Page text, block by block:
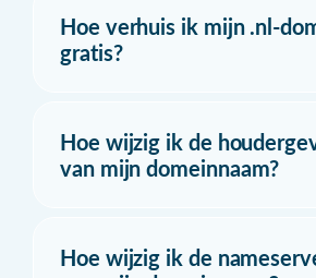
Hoe verhuis ik mijn .nl-
gratis?
Hoe wijzig ik de
van mijn domeinnaam?
Hoe wijzig ik de